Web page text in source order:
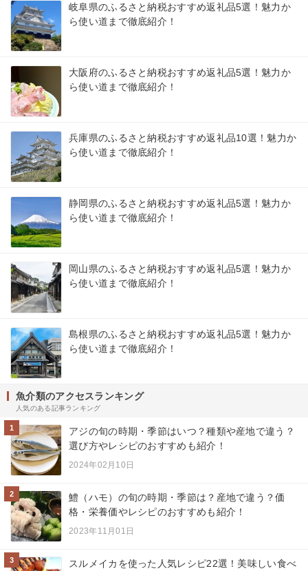
岐阜県のふるさと納税おすすめ返礼品5選！魅力か
ら使い道まで徹底紹介！
大阪府のふるさと納税おすすめ返礼品5選！魅力か
ら使い道まで徹底紹介！
兵庫県のふるさと納税おすすめ返礼品10選！魅力か
ら使い道まで徹底紹介！
静岡県のふるさと納税おすすめ返礼品5選！魅力か
ら使い道まで徹底紹介！
岡山県のふるさと納税おすすめ返礼品5選！魅力か
ら使い道まで徹底紹介！
島根県のふるさと納税おすすめ返礼品5選！魅力か
ら使い道まで徹底紹介！
魚介類のアクセスランキング
人気のある記事ランキング
1
アジの旬の時期・季節はいつ？種類や産地で違う？
選び方やレシピのおすすめも紹介！
2024年02月10日
2
鱧（ハモ）の旬の時期・季節は？産地で違う？価
格・栄養価やレシピのおすすめも紹介！
2023年11月01日
3
スルメイカを使った人気レシピ22選！美味しい食べ